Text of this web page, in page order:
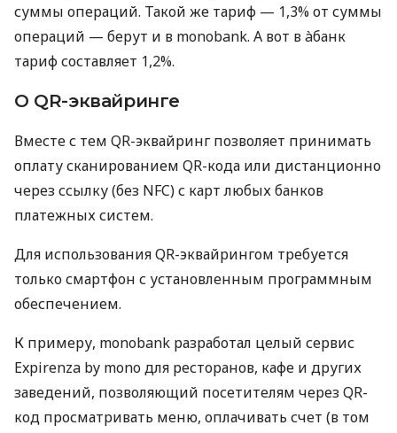
суммы операций. Такой же тариф — 1,3% от суммы
операций — берут и в monobank. А вот в àбанк
тариф составляет 1,2%.
О QR-эквайринге
Вместе с тем QR-эквайринг позволяет принимать
оплату сканированием QR-кода или дистанционно
через ссылку (без NFC) с карт любых банков
платежных систем.
Для использования QR-эквайрингом требуется
только смартфон с установленным программным
обеспечением.
К примеру, monobank разработал целый сервис
Expirenza by mono для ресторанов, кафе и других
заведений, позволяющий посетителям через QR-
код просматривать меню, оплачивать счет (в том